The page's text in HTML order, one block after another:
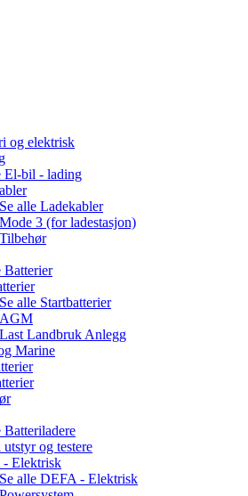
og elektrisk
El-bil - lading
Se alle Ladekabler
Mode 3 (for ladestasjon)
Tilbehør
Batterier
Se alle Startbatterier
AGM
Last Landbruk Anlegg
Marine
Batteriladere
og testere
Elektrisk
Se alle DEFA - Elektrisk